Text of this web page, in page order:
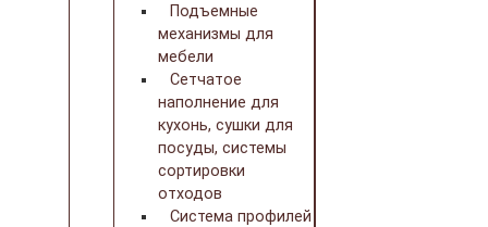
Подъемные
механизмы для
мебели
Сетчатое
наполнение для
кухонь, сушки для
посуды, системы
сортировки
отходов
Система профилей